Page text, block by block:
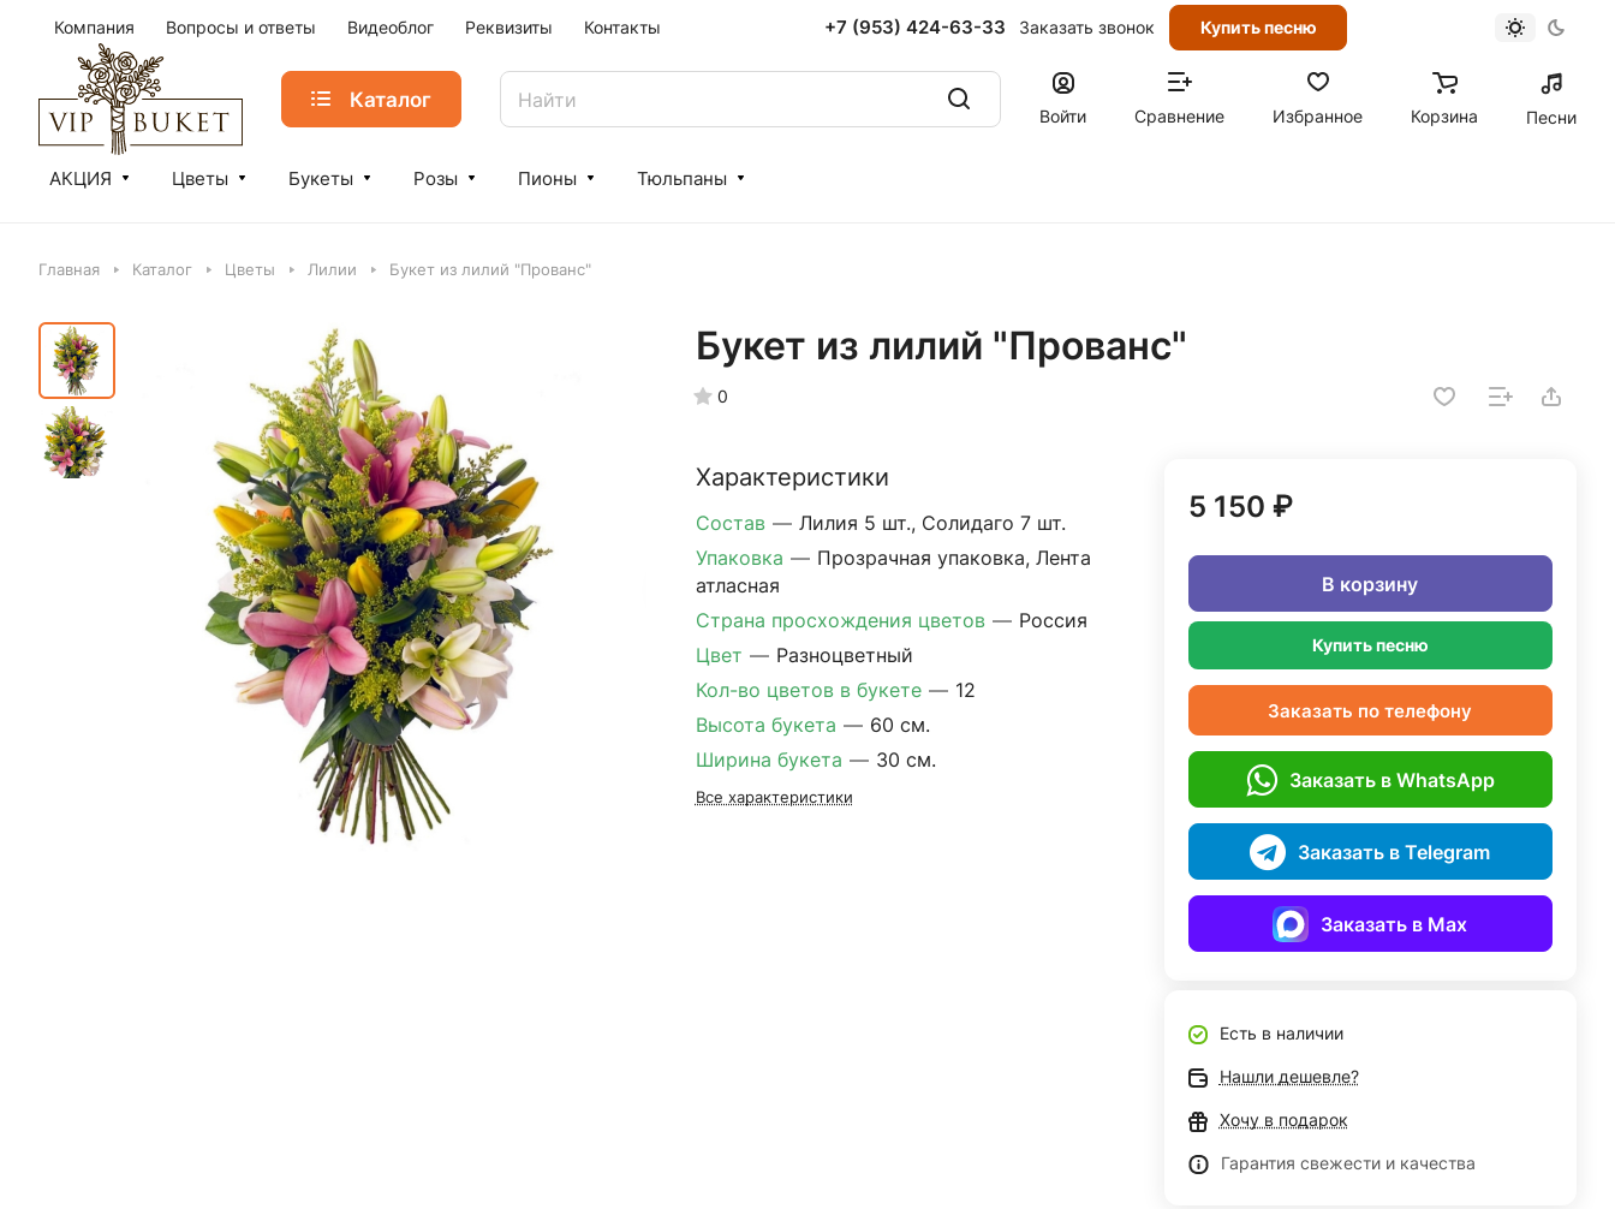
Компания Вопросы и ответы Видеоблог Реквизиты Контакты +7 (953) 424-63-33 Заказать звонок Купить песню
Каталог
Войти Сравнение Избранное Корзина Песни
АКЦИЯ Цветы Букеты Розы Пионы Тюльпаны
Главная Каталог Цветы Лилии Букет из лилий "Прованс"
Букет из лилий "Прованс"
0
Характеристики
Состав — Лилия 5 шт., Солидаго 7 шт.
Упаковка — Прозрачная упаковка, Лента
атласная
Страна просхождения цветов — Россия
Цвет — Разноцветный
Кол-во цветов в букете — 12
Высота букета — 60 см.
Ширина букета — 30 см.
Все характеристики
5 150 ₽
В корзину
Купить песню
Заказать по телефону
Заказать в WhatsApp
Заказать в Telegram
Заказать в Max
Есть в наличии
Нашли дешевле?
Хочу в подарок
Гарантия свежести и качества